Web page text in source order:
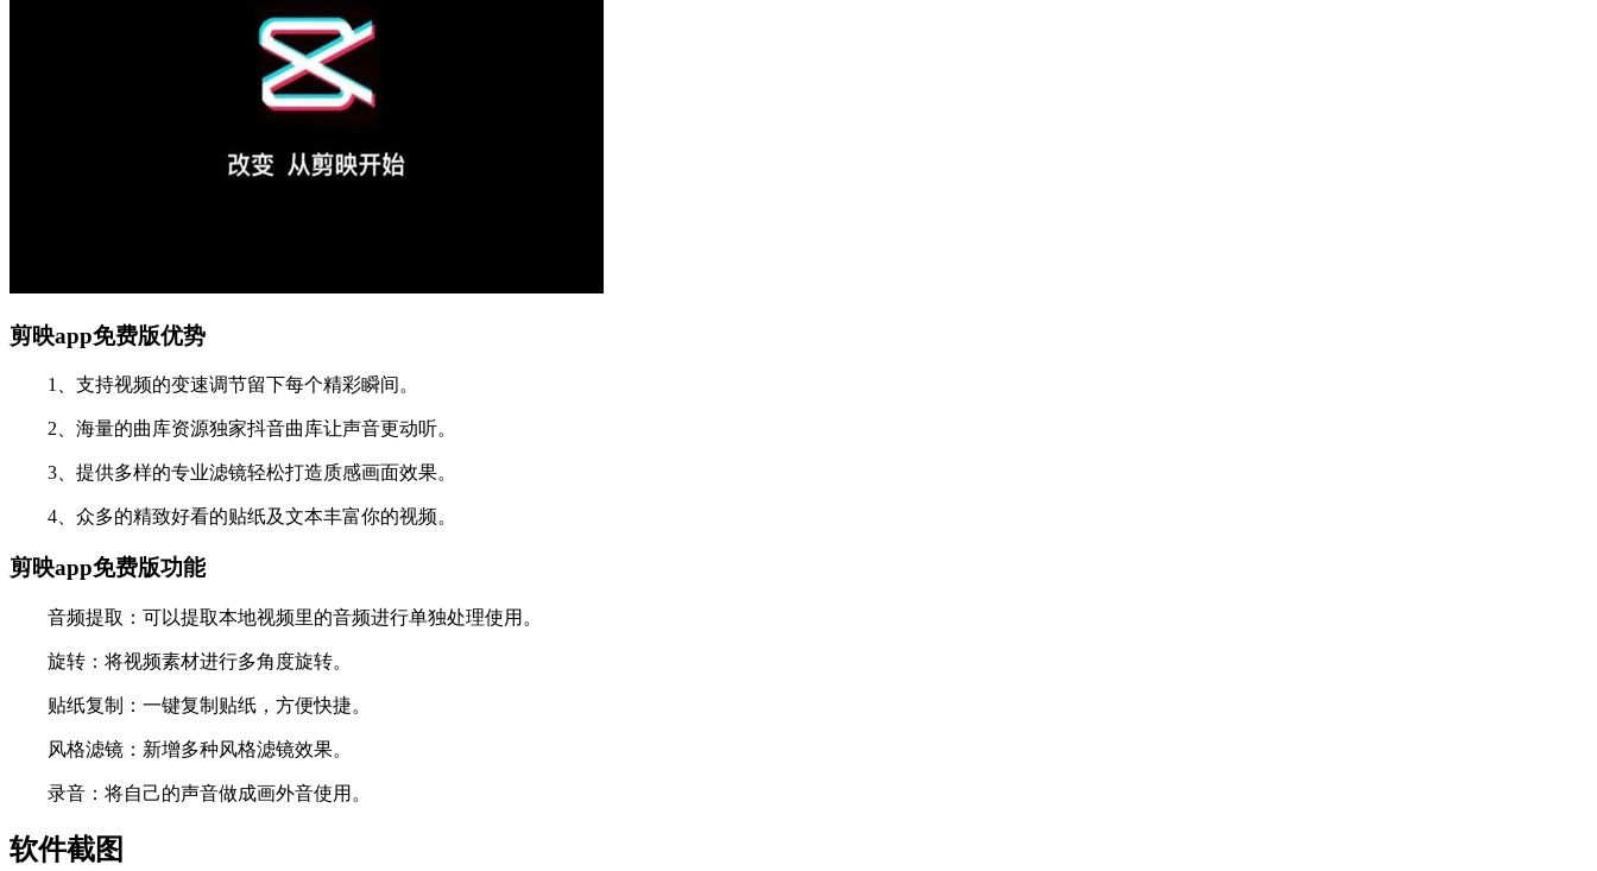
剪映app免费版优势
1、支持视频的变速调节留下每个精彩瞬间。
2、海量的曲库资源独家抖音曲库让声音更动听。
3、提供多样的专业滤镜轻松打造质感画面效果。
4、众多的精致好看的贴纸及文本丰富你的视频。
剪映app免费版功能
音频提取：可以提取本地视频里的音频进行单独处理使用。
旋转：将视频素材进行多角度旋转。
贴纸复制：一键复制贴纸，方便快捷。
风格滤镜：新增多种风格滤镜效果。
录音：将自己的声音做成画外音使用。
软件截图